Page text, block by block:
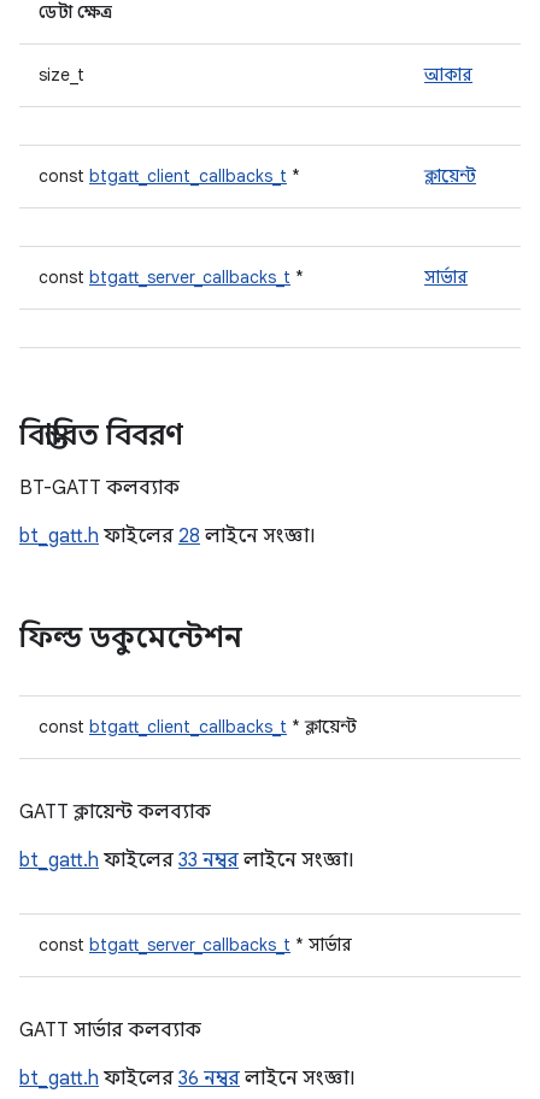
ডেটা ক্ষেত্র
size_t আকার
const btgatt_client_callbacks_t * ক্লায়েন্ট
const btgatt_server_callbacks_t * সার্ভার
বিস্তারিত বিবরণ
BT-GATT কলব্যাক
bt_gatt.h ফাইলের 28 লাইনে সংজ্ঞা।
ফিল্ড ডকুমেন্টেশন
const btgatt_client_callbacks_t * ক্লায়েন্ট
GATT ক্লায়েন্ট কলব্যাক
bt_gatt.h ফাইলের 33 নম্বর লাইনে সংজ্ঞা।
const btgatt_server_callbacks_t * সার্ভার
GATT সার্ভার কলব্যাক
bt_gatt.h ফাইলের 36 নম্বর লাইনে সংজ্ঞা।